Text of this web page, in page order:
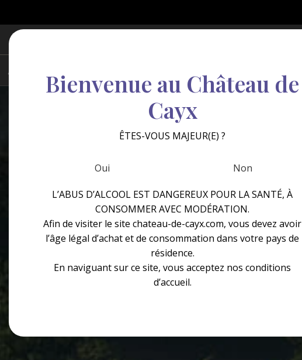
Bienvenue au Château de
Cayx
ÊTES-VOUS MAJEUR(E) ?
Oui Non
L’ABUS D’ALCOOL EST DANGEREUX POUR LA SANTÉ, À
CONSOMMER AVEC MODÉRATION.
Afin de visiter le site chateau-de-cayx.com, vous devez avoir
l’âge légal d’achat et de consommation dans votre pays de
résidence.
En naviguant sur ce site, vous acceptez nos conditions
d’accueil.
LE